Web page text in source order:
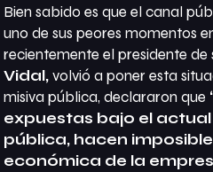
Bien sabido es que el canal
uno de sus peores momentos
recientemente el presidente de
Vidal,volvió a poner esta
misiva pública, declararon que
expuestas bajo el
pública, hacen
económica de la